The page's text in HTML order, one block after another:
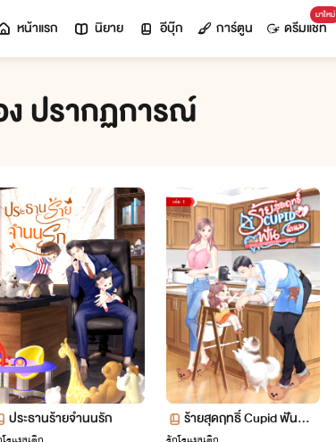
หน้าแรก นิยาย อีบุ๊ก การ์ตูน
มาใหม่
ดรีมแชท
ปรากฏการณ์
ประธานร้ายจำนนรัก
ร้ายสุดฤทธิ์ Cupid ฟันน้ำน